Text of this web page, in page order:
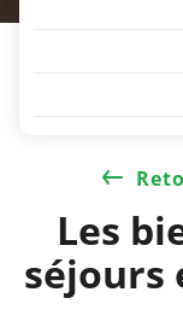
Les
séjours